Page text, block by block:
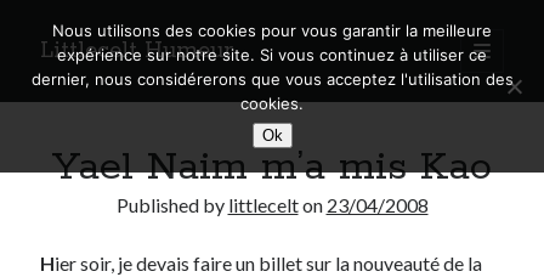
Littlecelt Humeur
open
primary
menu
Sidebar
Search
Yael Naim m’a mis Kao
Published by littlecelton 23/04/2008
Hier soir, je devais faire un billet sur la nouveauté de la
Nous utilisons des cookies pour vous garantir la meilleure
expérience sur notre site. Si vous continuez à utiliser ce
dernier, nous considérerons que vous acceptez l'utilisation des
cookies.
Ok